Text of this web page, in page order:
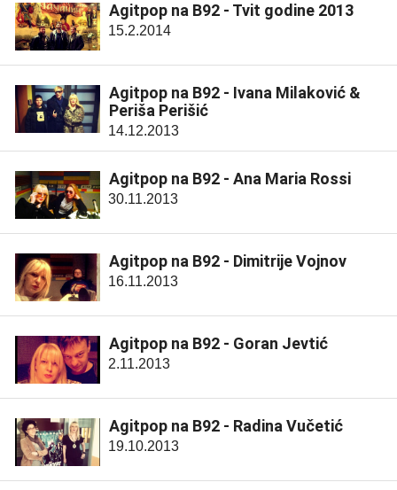
Agitpop na B92 - Tvit godine 2013
15.2.2014
Agitpop na B92 - Ivana Milaković &
Periša Perišić
14.12.2013
Agitpop na B92 - Ana Maria Rossi
30.11.2013
Agitpop na B92 - Dimitrije Vojnov
16.11.2013
Agitpop na B92 - Goran Jevtić
2.11.2013
Agitpop na B92 - Radina Vučetić
19.10.2013